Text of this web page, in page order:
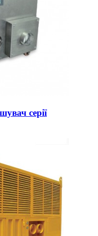
серії